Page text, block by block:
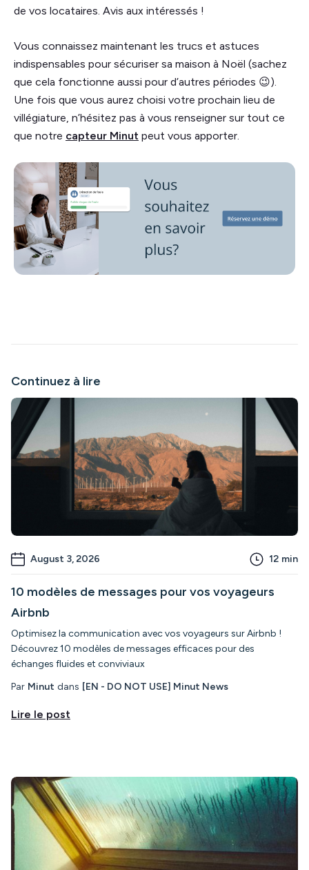
de vos locataires. Avis aux intéressés !
Vous connaissez maintenant les trucs et astuces
indispensables pour sécuriser sa maison à Noël (sachez
que cela fonctionne aussi pour d’autres périodes 😉).
Une fois que vous aurez choisi votre prochain lieu de
villégiature, n’hésitez pas à vous renseigner sur tout ce
que notre capteur Minut peut vous apporter.
Continuez à lire
August 3, 2026 12 min
10 modèles de messages pour vos voyageurs
Airbnb
Optimisez la communication avec vos voyageurs sur Airbnb !
Découvrez 10 modèles de messages efficaces pour des
échanges fluides et conviviaux
Par Minut dans [EN - DO NOT USE] Minut News
Lire le post